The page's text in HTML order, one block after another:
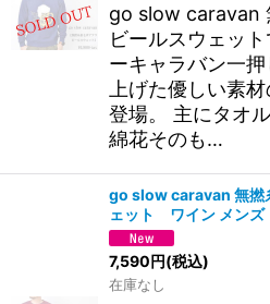
go slow caravan
ビールスウェッ
ーキャラバン一
上げた優しい素
登場。 主にタオ
綿花そのも…
go slow caravan 無撚
ェット ワイン メン
7,590円(税込)
在庫なし